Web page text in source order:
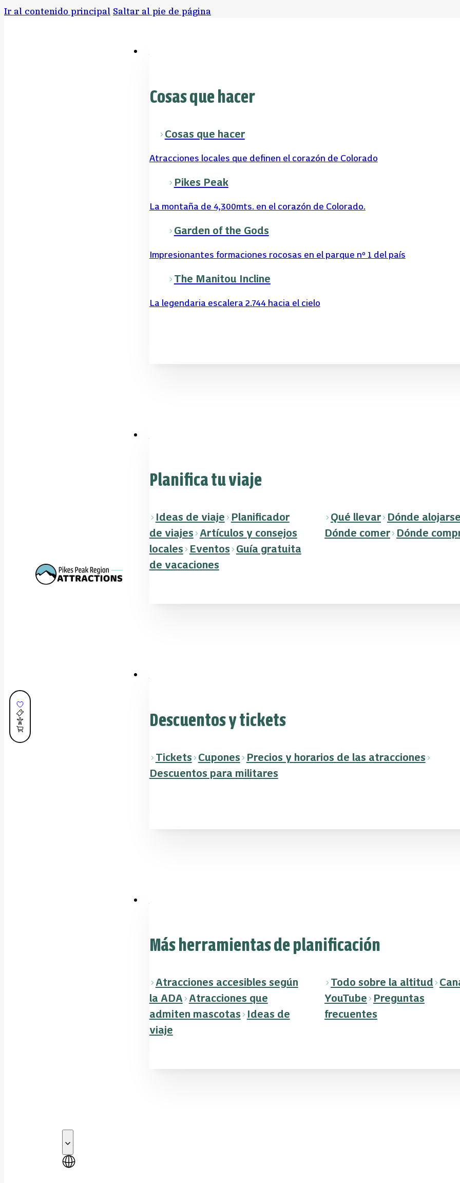
Ir al contenido principal Saltar al pie de página
Cosas que hacer
Cosas que hacer
Atracciones locales que definen el corazón de Colorado
Pikes Peak
La montaña de 4,300mts. en el corazón de Colorado.
Garden of the Gods
Impresionantes formaciones rocosas en el parque nº 1 del país
The Manitou Incline
La legendaria escalera 2.744 hacia el cielo
Planifica tu viaje
Ideas de viaje Planificador
de viajes Artículos y consejos
locales Eventos Guía gratuita
de vacaciones
Qué llevar Dónde alojarse
Dónde comer Dónde
Descuentos y tickets
Tickets Cupones Precios y horarios de las atracciones
Descuentos para militares
Más herramientas de planificación
Atracciones accesibles según
la ADA Atracciones que
admiten mascotas Ideas de
viaje
Todo sobre la altitud
YouTube Preguntas
frecuentes